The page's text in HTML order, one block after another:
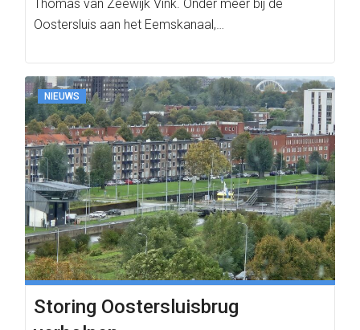
Thomas van Zeewijk Vink. Onder meer bij de
Oostersluis aan het Eemskanaal,…
NIEUWS
Storing Oostersluisbrug